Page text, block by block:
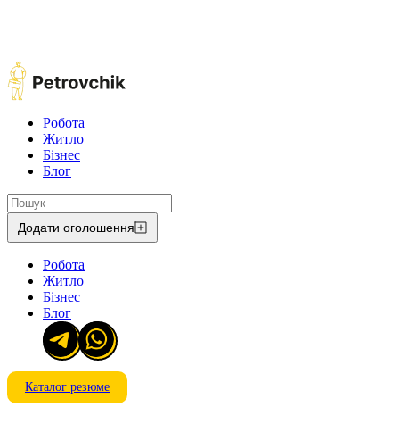
Робота
Житло
Бізнес
Блог
Додати оголошення
Робота
Житло
Бізнес
Блог
Каталог резюме